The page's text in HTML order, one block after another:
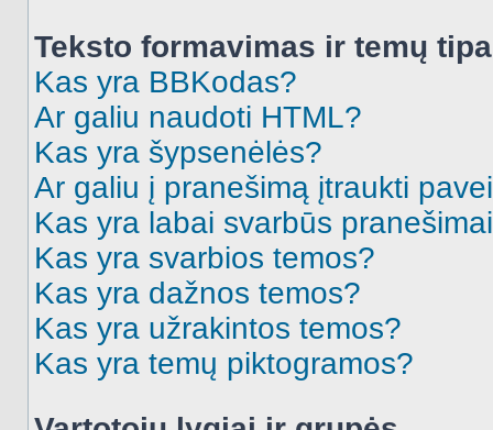
Teksto formavimas ir temų
Kas yra BBKodas?
Ar galiu naudoti HTML?
Kas yra šypsenėlės?
Ar galiu į pranešimą įtraukti
Kas yra labai svarbūs
Kas yra svarbios temos?
Kas yra dažnos temos?
Kas yra užrakintos temos?
Kas yra temų piktogramos?